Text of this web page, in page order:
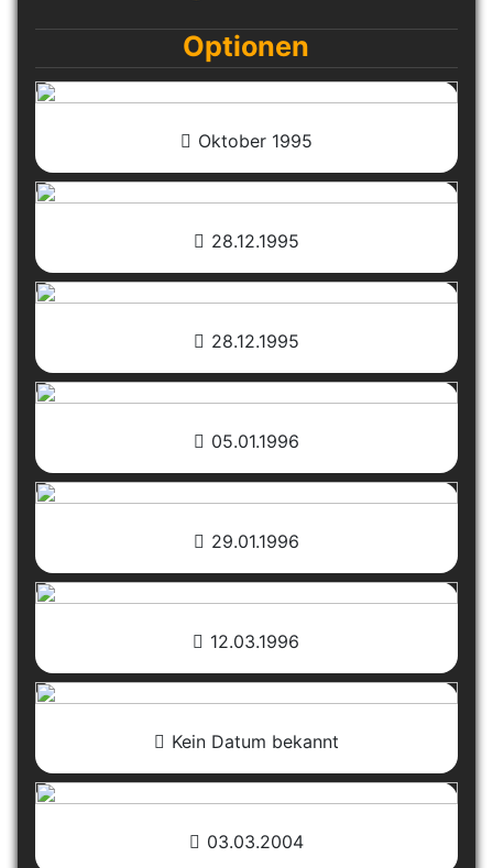
Optionen
Oktober 1995
28.12.1995
28.12.1995
05.01.1996
29.01.1996
12.03.1996
Kein Datum bekannt
03.03.2004